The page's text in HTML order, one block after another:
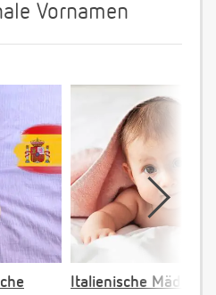
Vornamen
Italienische